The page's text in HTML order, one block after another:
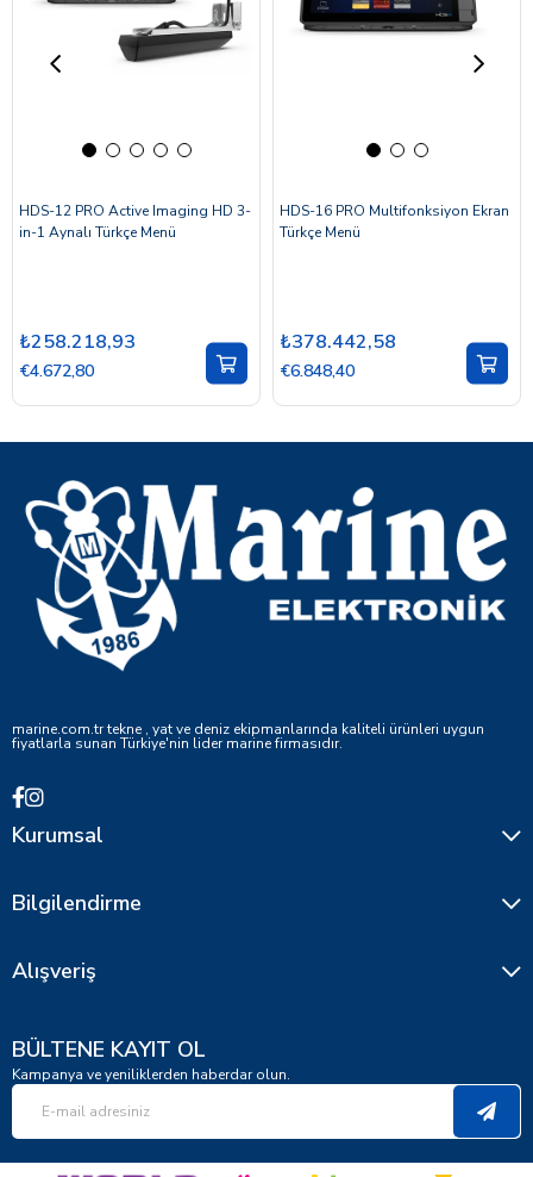
HDS-12 PRO Active Imaging HD 3-
in-1 Aynalı Türkçe Menü
₺258.218,93
€4.672,80
HDS-16 PRO Multifonksiyon Ekran
Türkçe Menü
₺378.442,58
€6.848,40
marine.com.tr tekne , yat ve deniz ekipmanlarında kaliteli ürünleri uygun
fiyatlarla sunan Türkiye'nin lider marine firmasıdır.
Kurumsal
Bilgilendirme
Alışveriş
BÜLTENE KAYIT OL
Kampanya ve yeniliklerden haberdar olun.